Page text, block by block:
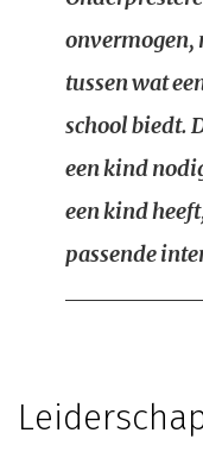
onvermogen,
tussen wat
school biedt.
een kind
een kind
passende